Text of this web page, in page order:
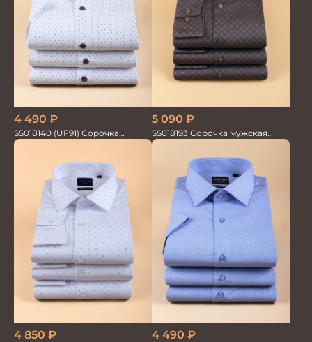
4 490 ₽
SS018140 (UF91) Сорочка
мужская GROSTYLE TRENDY
5 090 ₽
SS018193 Сорочка мужская
GROSTYLE PRIME
4 850 ₽ 4 490 ₽